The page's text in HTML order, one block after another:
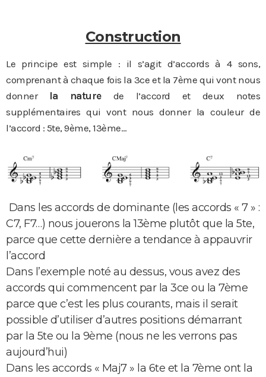
Construction
Le principe est simple : il s’agit d’accords à 4 sons,
comprenant à chaque fois la 3ce et la 7ème qui vont nous
donner
la naturede l’accord et deux notes
supplémentaires qui vont nous donner la couleur de
l’accord : 5te, 9ème, 13ème…
Dans les accords de dominante (les accords « 7 » :
C7, F7…) nous jouerons la 13ème plutôt que la 5te,
parce que cette dernière a tendance à appauvrir
l’accord
Dans l’exemple noté au dessus, vous avez des
accords qui commencent par la 3ce ou la 7ème
parce que c’est les plus courants, mais il serait
possible d’utiliser d’autres positions démarrant
par la 5te ou la 9ème (nous ne les verrons pas
aujourd’hui)
Dans les accords « Maj7 » la 6te et la 7ème ont la